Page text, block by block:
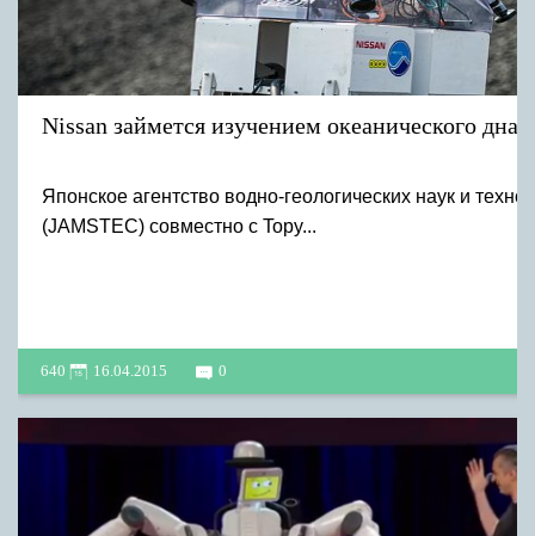
Nissan займется изучением океанического дна.
Японское агентство водно-геологических наук и
(JAMSTEC) совместно с Topy...
640 16.04.2015 0